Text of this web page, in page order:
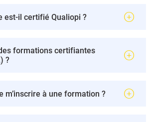
est-il certifié Qualiopi ?
formations certifiantes
?
m’inscrire à une formation ?